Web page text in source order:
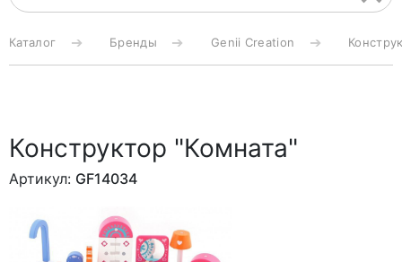
Каталог Бренды Genii Creation
Конструктор "Комната"
Артикул: GF14034